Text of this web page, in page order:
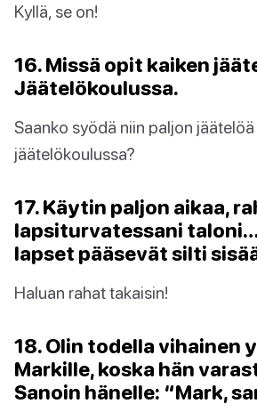
Kyllä, se on!
16. Missä opit kaiken
Jäätelökoulussa.
Saanko syödä niin paljon
jäätelökoulussa?
17. Käytin paljon aikaa,
lapsiturvatessani
lapset pääsevät silti
Haluan rahat takaisin!
18. Olin todella vihainen
Markille, koska hän
Sanoin hänelle: “Mark,